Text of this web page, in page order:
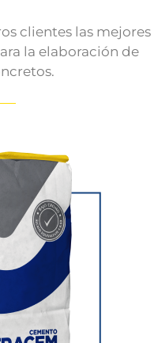
clientes las mejores
la elaboración de